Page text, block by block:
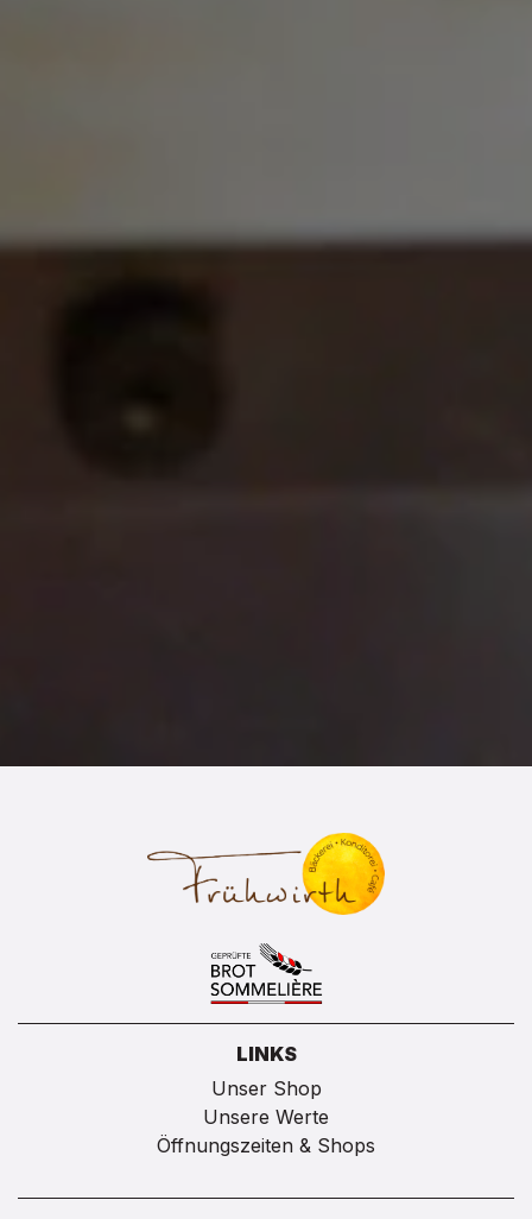
LINKS
Unser Shop
Unsere Werte
Öffnungszeiten & Shops